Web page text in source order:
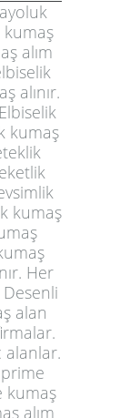
kumaş
alım
alınır.
kumaş
kumaş
Her
alan
kumaş
alım